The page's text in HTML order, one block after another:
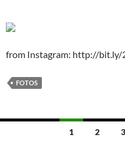
from Instagram: http://bit.ly/
FOTOS
Beitragsnavigation
1 2 3